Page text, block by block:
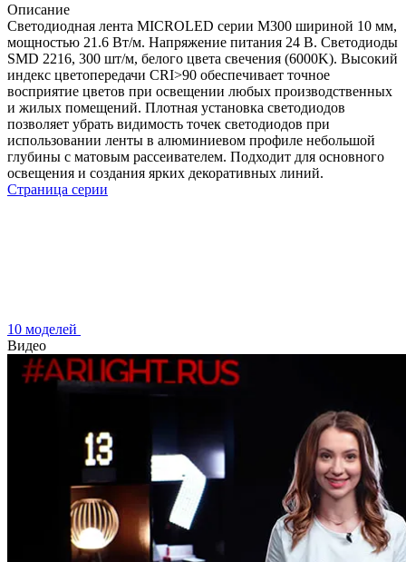
Описание
Светодиодная лента MICROLED серии M300 шириной 10 мм,
мощностью 21.6 Вт/м. Напряжение питания 24 В. Светодиоды
SMD 2216, 300 шт/м, белого цвета свечения (6000K). Высокий
индекс цветопередачи CRI>90 обеспечивает точное
восприятие цветов при освещении любых производственных
и жилых помещений. Плотная установка светодиодов
позволяет убрать видимость точек светодиодов при
использовании ленты в алюминиевом профиле небольшой
глубины с матовым рассеивателем. Подходит для основного
освещения и создания ярких декоративных линий.
Страница серии
10 моделей
Видео